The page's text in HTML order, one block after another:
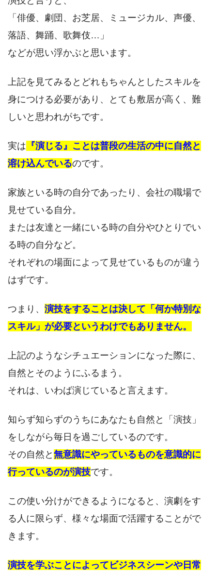
「俳優、劇団、お芝居、ミュージカル、声優、
落語、舞踊、歌舞伎…」
などが思い浮かぶと思います。
上記を見てみるとどれもちゃんとしたスキルを
身につける必要があり、とても敷居が高く、難
しいと思われがちです。
実は 『演じる』ことは普段の生活の中に自然と
溶け込んでいるのです。
家族といる時の自分であったり、会社の職場で
見せている自分。
または友達と一緒にいる時の自分やひとりでい
る時の自分など。
それぞれの場面によって見せているものが違う
はずです。
つまり、 演技をすることは決して 「何か特別な
スキル」 が必要というわけでもありません。
上記のようなシチュエーションになった際に、
自然とそのようにふるまう。
それは、いわば演じていると言えます。
知らず知らずのうちにあなたも自然と「演技」
をしながら毎日を過ごしているのです。
その自然と無意識にやっているものを意識的に
行っているのが演技です。
この使い分けができるようになると、演劇をす
る人に限らず、様々な場面で活躍することがで
きます。
演技を学ぶことによってビジネスシーンや日常